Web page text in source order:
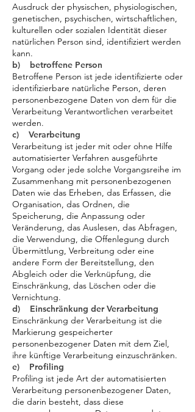
Ausdruck der physischen, physiologischen,
genetischen, psychischen, wirtschaftlichen,
kulturellen oder sozialen Identität dieser
natürlichen Person sind, identifiziert werden
kann.
b) betroffene Person
Betroffene Person ist jede identifizierte oder
identifizierbare natürliche Person, deren
personenbezogene Daten von dem für die
Verarbeitung Verantwortlichen verarbeitet
werden.
c) Verarbeitung
Verarbeitung ist jeder mit oder ohne Hilfe
automatisierter Verfahren ausgeführte
Vorgang oder jede solche Vorgangsreihe im
Zusammenhang mit personenbezogenen
Daten wie das Erheben, das Erfassen, die
Organisation, das Ordnen, die
Speicherung, die Anpassung oder
Veränderung, das Auslesen, das Abfragen,
die Verwendung, die Offenlegung durch
Übermittlung, Verbreitung oder eine
andere Form der Bereitstellung, den
Abgleich oder die Verknüpfung, die
Einschränkung, das Löschen oder die
Vernichtung.
d) Einschränkung der Verarbeitung
Einschränkung der Verarbeitung ist die
Markierung gespeicherter
personenbezogener Daten mit dem Ziel,
ihre künftige Verarbeitung einzuschränken.
e) Profiling
Profiling ist jede Art der automatisierten
Verarbeitung personenbezogener Daten,
die darin besteht, dass diese